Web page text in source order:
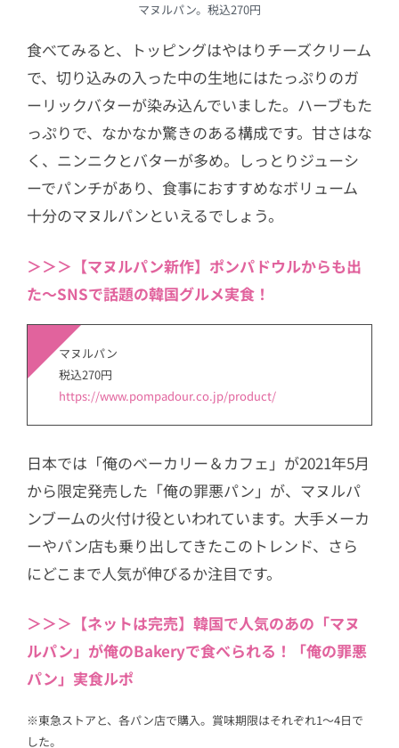
マヌルパン。税込270円
食べてみると、トッピングはやはりチーズクリーム
で、切り込みの入った中の生地にはたっぷりのガ
ーリックバターが染み込んでいました。ハーブもた
っぷりで、なかなか驚きのある構成です。甘さはな
く、ニンニクとバターが多め。しっとりジューシ
ーでパンチがあり、食事におすすめなボリューム
十分のマヌルパンといえるでしょう。
＞＞＞【マヌルパン新作】ポンパドウルからも出
た〜SNSで話題の韓国グルメ実食！
マヌルパン
税込270円
https://www.pompadour.co.jp/product/
日本では「俺のベーカリー＆カフェ」が2021年5月
から限定発売した「俺の罪悪パン」が、マヌルパ
ンブームの火付け役といわれています。大手メーカ
ーやパン店も乗り出してきたこのトレンド、さら
にどこまで人気が伸びるか注目です。
＞＞＞【ネットは完売】韓国で人気のあの「マヌ
ルパン」が俺のBakeryで食べられる！「俺の罪悪
パン」実食ルポ
※東急ストアと、各パン店で購入。賞味期限はそれぞれ1～4日で
した。